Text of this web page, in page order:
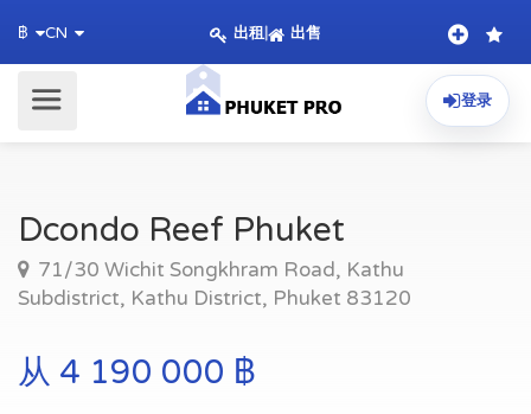
฿ CN 出租| 出售
登录
Dcondo Reef Phuket
71/30 Wichit Songkhram Road, Kathu
Subdistrict, Kathu District, Phuket 83120
从 4 190 000 ฿